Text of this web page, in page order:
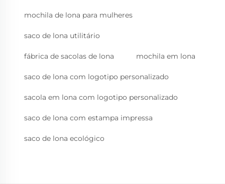
mochila de lona para mulheres
saco de lona utilitário
fábrica de sacolas de lona mochila em lona
saco de lona com logotipo personalizado
sacola em lona com logotipo personalizado
saco de lona com estampa impressa
saco de lona ecológico